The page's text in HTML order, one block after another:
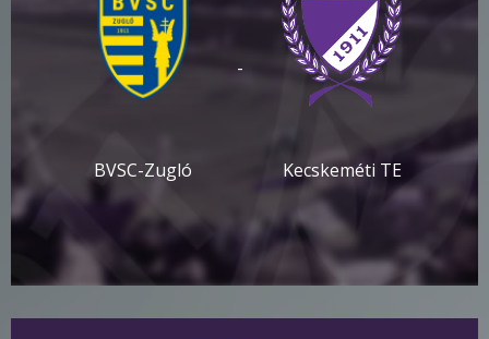
BVSC-Zugló
-
Kecskeméti TE